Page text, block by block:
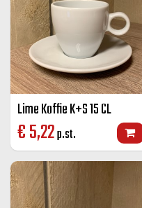
Lime Koffie K+S 15 CL
€5,22p.st.